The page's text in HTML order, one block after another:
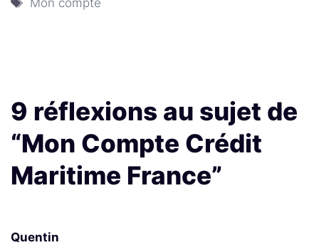
Mon compte
9 réflexions au sujet de
“Mon Compte Crédit
Maritime France”
Quentin